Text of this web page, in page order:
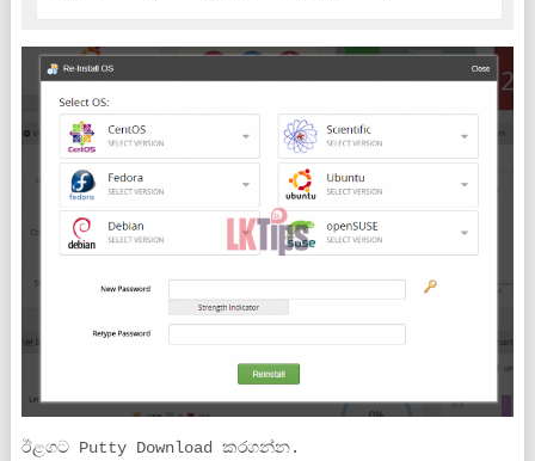
ඊළගට Putty Download කරගන්න.